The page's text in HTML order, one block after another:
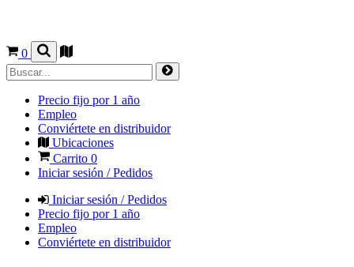
0
Precio fijo por 1 año
Empleo
Conviértete en distribuidor
Ubicaciones
Carrito 0
Iniciar sesión / Pedidos
Iniciar sesión / Pedidos
Precio fijo por 1 año
Empleo
Conviértete en distribuidor